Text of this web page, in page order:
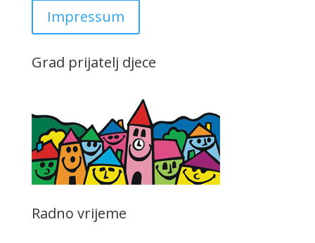
Impressum
Grad prijatelj djece
Radno vrijeme